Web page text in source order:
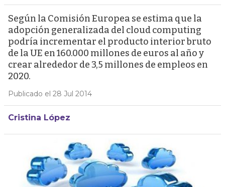
Según la Comisión Europea se estima que la
adopción generalizada del cloud computing
podría incrementar el producto interior bruto
de la UE en 160.000 millones de euros al año y
crear alrededor de 3,5 millones de empleos en
2020.
Publicado el 28 Jul 2014
Cristina López